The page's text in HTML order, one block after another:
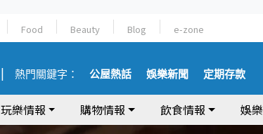
Food Beauty Blog e-zone
熱門關鍵字： 公屋熱話 娛樂新聞 定期存款
玩樂情報 購物情報 飲食情報 娛樂